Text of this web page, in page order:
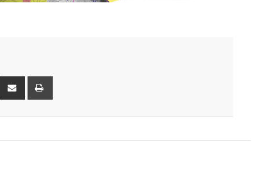
Reddit
Share